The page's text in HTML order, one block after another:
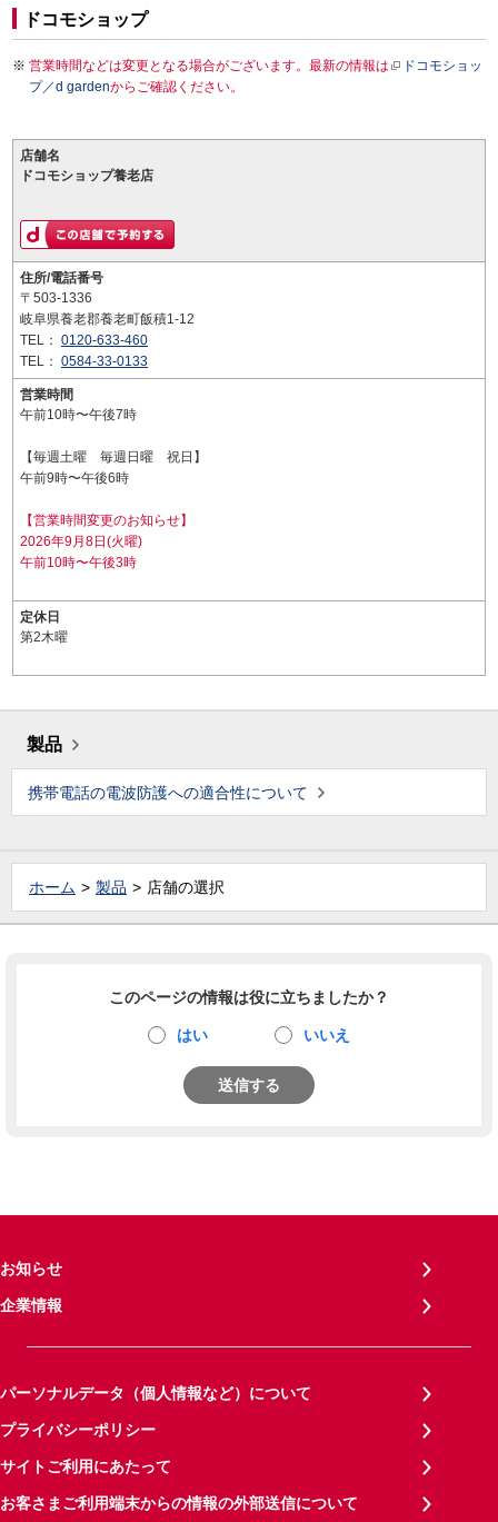
ドコモショップ
営業時間などは変更となる場合がございます。最新の情報は
ドコモショッ
プ／d gardenからご確認ください。
店舗名
ドコモショップ養老店
住所/電話番号
〒503-1336
岐阜県養老郡養老町飯積1-12
TEL： 0120-633-460
TEL： 0584-33-0133
営業時間
午前10時〜午後7時
【毎週土曜 毎週日曜 祝日】
午前9時〜午後6時
【営業時間変更のお知らせ】
2026年9月8日(火曜)
午前10時〜午後3時
定休日
第2木曜
製品
携帯電話の電波防護への適合性について
ホーム 製品 店舗の選択
このページの情報は役に立ちましたか？
はい いいえ
送信する
お知らせ
企業情報
パーソナルデータ（個人情報など）について
プライバシーポリシー
サイトご利用にあたって
お客さまご利用端末からの情報の外部送信について